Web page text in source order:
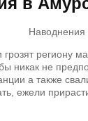
никак не
а также
ежели